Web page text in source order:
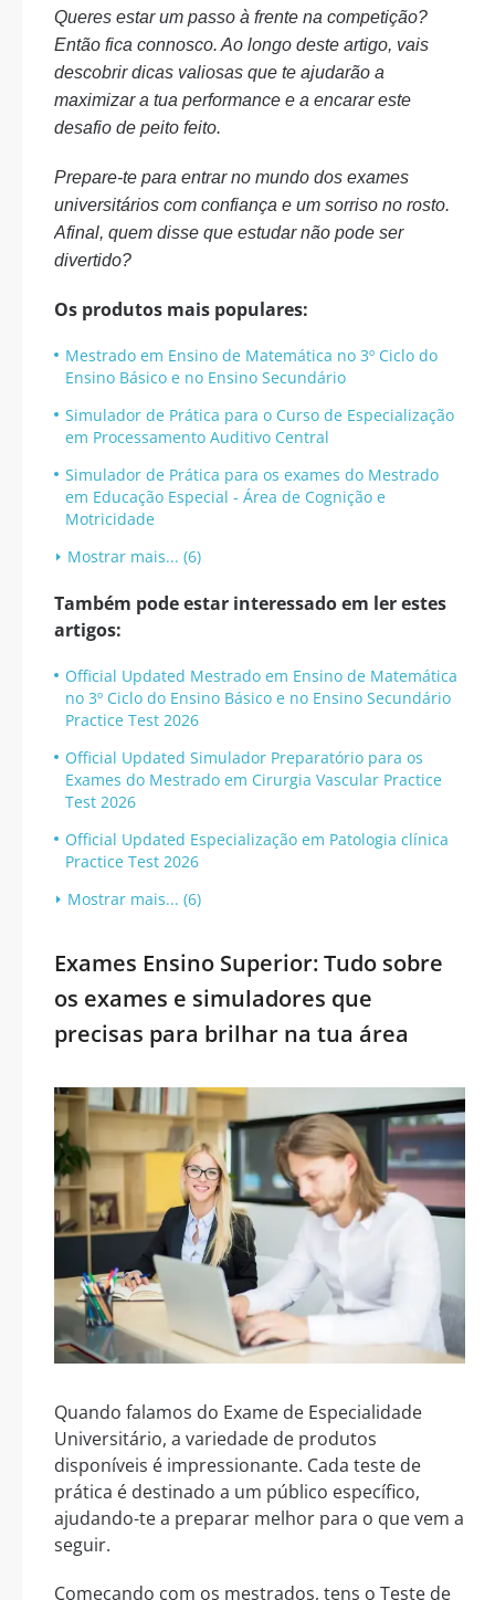
Queres estar um passo à frente na competição?
Então fica connosco. Ao longo deste artigo, vais
descobrir dicas valiosas que te ajudarão a
maximizar a tua performance e a encarar este
desafio de peito feito.
Prepare-te para entrar no mundo dos exames
universitários com confiança e um sorriso no rosto.
Afinal, quem disse que estudar não pode ser
divertido?
Os produtos mais populares:
Mestrado em Ensino de Matemática no 3º Ciclo do
Ensino Básico e no Ensino Secundário
Simulador de Prática para o Curso de Especialização
em Processamento Auditivo Central
Simulador de Prática para os exames do Mestrado
em Educação Especial - Área de Cognição e
Motricidade
Mostrar mais... (6)
Também pode estar interessado em ler estes
artigos:
Official Updated Mestrado em Ensino de Matemática
no 3º Ciclo do Ensino Básico e no Ensino Secundário
Practice Test 2026
Official Updated Simulador Preparatório para os
Exames do Mestrado em Cirurgia Vascular Practice
Test 2026
Official Updated Especialização em Patologia clínica
Practice Test 2026
Mostrar mais... (6)
Exames Ensino Superior: Tudo sobre
os exames e simuladores que
precisas para brilhar na tua área
Quando falamos do Exame de Especialidade
Universitário, a variedade de produtos
disponíveis é impressionante. Cada teste de
prática é destinado a um público específico,
ajudando-te a preparar melhor para o que vem a
seguir.
Começando com os mestrados, tens o Teste de